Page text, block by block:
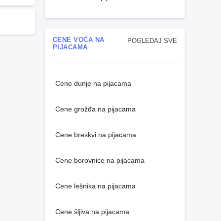
POGLEDAJ SVE
CENE VOĆA NA
PIJACAMA
Cene dunje na pijacama
Cene grožđa na pijacama
Cene breskvi na pijacama
Cene borovnice na pijacama
Cene lešnika na pijacama
Cene šljiva na pijacama